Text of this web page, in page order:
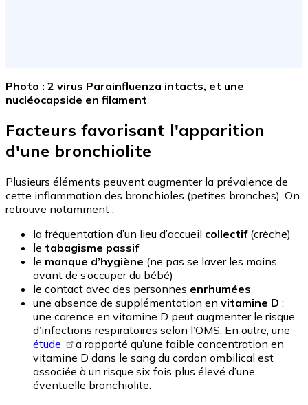
Photo : 2 virus Parainfluenza intacts, et une
nucléocapside en filament
Facteurs favorisant l'apparition
d'une bronchiolite
Plusieurs éléments peuvent augmenter la prévalence de
cette inflammation des bronchioles (petites bronches). On
retrouve notamment :
la fréquentation d’un lieu d’accueil collectif(crèche)
le tabagisme passif
le manque d’hygiène (ne pas se laver les mains
avant de s’occuper du bébé)
le contact avec des personnes enrhumées
une absence de supplémentation en vitamine D :
une carence en vitamine D peut augmenter le risque
d’infections respiratoires selon l’OMS. En outre, une
étude
a rapporté qu’une faible concentration en
vitamine D dans le sang du cordon ombilical est
associée à un risque six fois plus élevé d’une
éventuelle bronchiolite.